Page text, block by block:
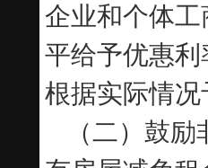
企业和个体
平给予优惠
根据实际情况
（二）鼓